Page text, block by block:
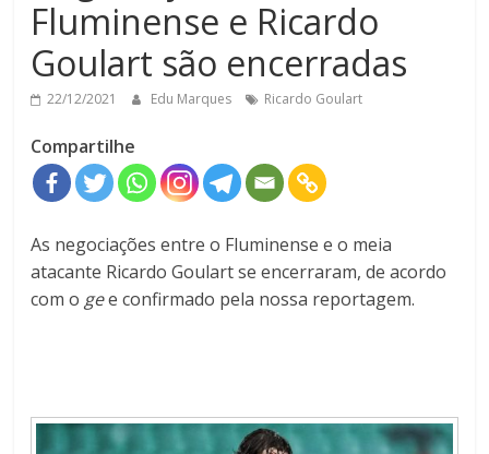
Fluminense e Ricardo
Goulart são encerradas
22/12/2021 Edu Marques Ricardo Goulart
Compartilhe
As negociações entre o Fluminense e o meia
atacante Ricardo Goulart se encerraram, de acordo
com o gee confirmado pela nossa reportagem.